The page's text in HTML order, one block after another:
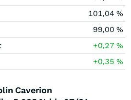
101,04%
99,00%
+0,27%
+0,35%
Caverion